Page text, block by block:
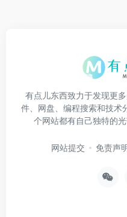
有点儿东西致力于发现更
件、网盘、编程搜索和技术
个网站都有自己独特的
网站提交 免责声